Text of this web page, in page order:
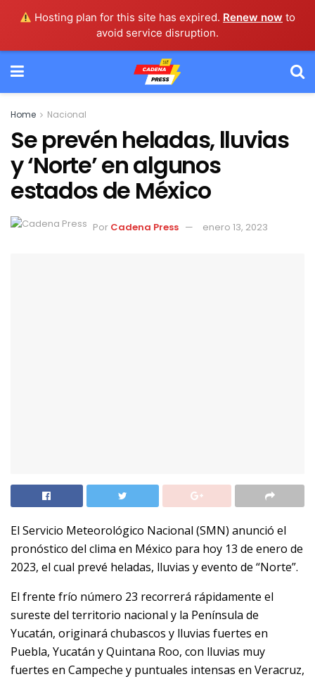
Hosting plan for this site has expired. Renew now to
avoid service disruption.
Home Nacional
Se prevén heladas, lluvias
y ‘Norte’ en algunos
estados de México
Por Cadena Press enero 13, 2023
El Servicio Meteorológico Nacional (SMN) anunció el
pronóstico del clima en México para hoy 13 de enero de
2023, el cual prevé heladas, lluvias y evento de “Norte”.
El frente frío número 23 recorrerá rápidamente el
sureste del territorio nacional y la Península de
Yucatán, originará chubascos y lluvias fuertes en
Puebla, Yucatán y Quintana Roo, con lluvias muy
fuertes en Campeche y puntuales intensas en Veracruz,